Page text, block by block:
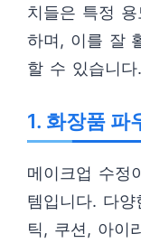
치들은 특정
하며, 이를 잘
할 수 있습니다.
1. 화장품 파
메이크업 수정
템입니다. 다
틱, 쿠션, 아이